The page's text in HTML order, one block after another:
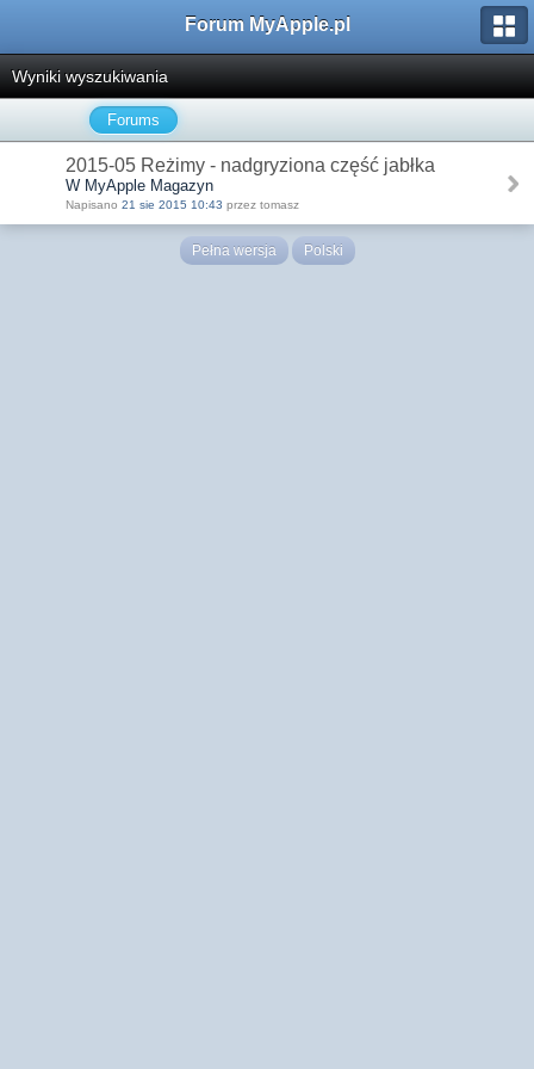
Forum MyApple.pl
Wyniki wyszukiwania
Forums
2015-05 Reżimy - nadgryziona część jabłka
W MyApple Magazyn
Napisano 21 sie 2015 10:43 przez tomasz
Pełna wersja Polski